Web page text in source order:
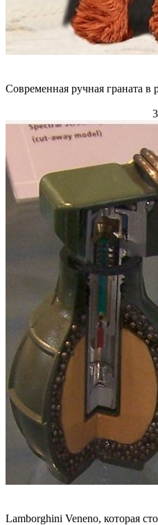
Современная ручная граната в
3
Lamborghini Veneno, которая